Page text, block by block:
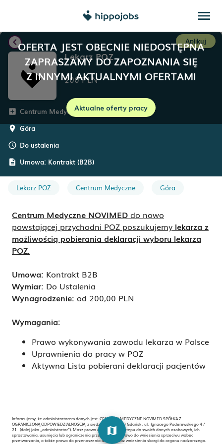
menu
OFERTA JEST OBECNIE NIEDOSTĘPNA
ZAPRASZAMY DO ZAPOZNANIA SIĘ
Z INNYMI AKTUALNYMI OFERTAMI
Aktualne oferty pracy
chevron_left Aplikuj
Lekarz POZ
200PLN
add_box Centrum Medyczne NOVIMED
room Góra
schedule Do ustalenia
description Umowa: Kontrakt (B2B)
Lekarz POZ Centrum Medyczne Góra
Centrum Medyczne NOVIMED do nowo
powstającej przychodni POZ poszukujemy lekarza z
możliwością pobierania deklaracji wyboru lekarza
POZ.
Umowa: Kontrakt B2B
Wymiar: Do Ustalenia
Wynagrodzenie: od 200,00 PLN
Wymagania:
Prawo wykonywania zawodu lekarza w Polsce
Uprawnienia do pracy w POZ
Aktywna Lista pobierani deklaracji pacjentów
Informujemy, że administratorem danych jest CENTRUM MEDYCZNE NOVIMED SPÓŁKA Z
OGRANICZONĄ ODPOWIEDZIALNOŚCIĄ z siedzibą w 80-170 Gdańsk , ul. Ignacego Paderewskiego 4 /
21 (dalej jako „administrator”). Masz prawo do żądania dostępu do swoich danych osobowych, ich
sprostowania, usunięcia lub ograniczenia przetwarzania, prawo do wniesienia sprzeciwu wobec
przetwarzania, a także prawo do przenoszenia danych oraz wniesienia skargi do organu nadzorczego.
map